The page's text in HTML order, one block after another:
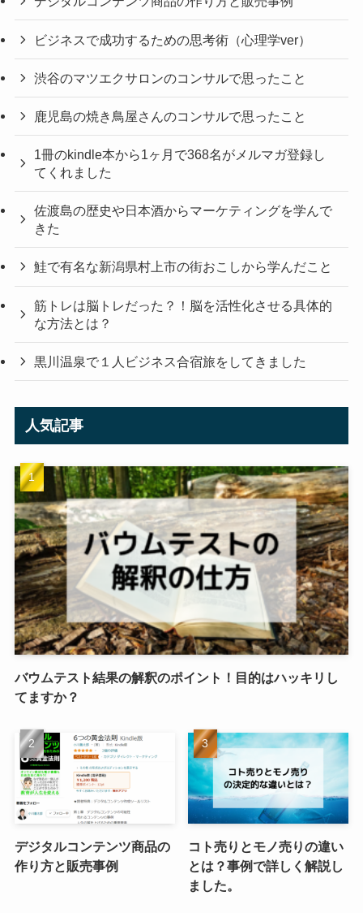
ビジネスで成功するための思考術（心理学ver）
渋谷のマツエクサロンのコンサルで思ったこと
鹿児島の焼き鳥屋さんのコンサルで思ったこと
1冊のkindle本から1ヶ月で368名がメルマガ登録し
てくれました
佐渡島の歴史や日本酒からマーケティングを学んで
きた
鮭で有名な新潟県村上市の街おこしから学んだこと
筋トレは脳トレだった？！脳を活性化させる具体的
な方法とは？
黒川温泉で１人ビジネス合宿旅をしてきました
人気記事
バウムテスト結果の解釈のポイント！目的はハッキリし
てますか？
デジタルコンテンツ商品の
作り方と販売事例
コト売りとモノ売りの違い
とは？事例で詳しく解説し
ました。